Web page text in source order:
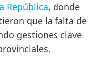
República, donde
que la falta de
gestiones clave